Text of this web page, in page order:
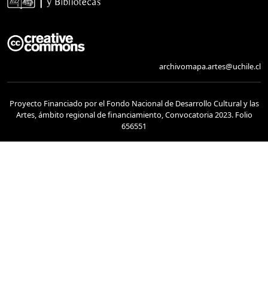
archivomapa.artes@uchile.cl
Proyecto Financiado por el Fondo Nacional de Desarrollo Cultural y las
Artes, ámbito regional de financiamiento, Convocatoria 2023. Folio
656551